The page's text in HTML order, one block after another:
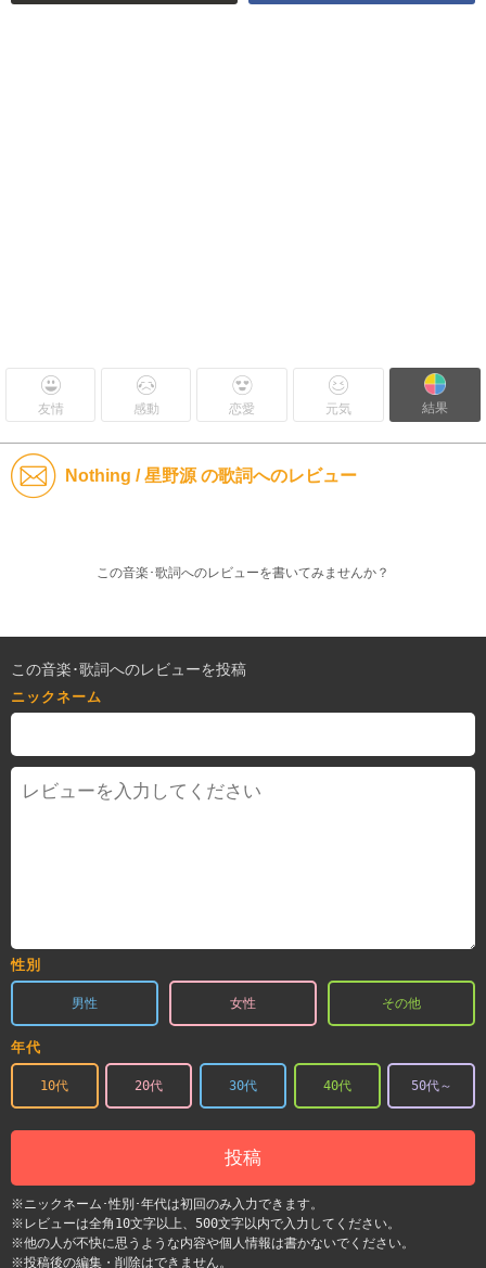
友情 感動 恋愛 元気 結果
Nothing / 星野源 の歌詞へのレビュー
この音楽･歌詞へのレビューを書いてみませんか？
この音楽･歌詞へのレビューを投稿
ニックネーム
性別
男性 女性 その他
年代
10代 20代 30代 40代 50代～
投稿
※ニックネーム･性別･年代は初回のみ入力できます。
※レビューは全角10文字以上、500文字以内で入力してください。
※他の人が不快に思うような内容や個人情報は書かないでください。
※投稿後の編集・削除はできません。